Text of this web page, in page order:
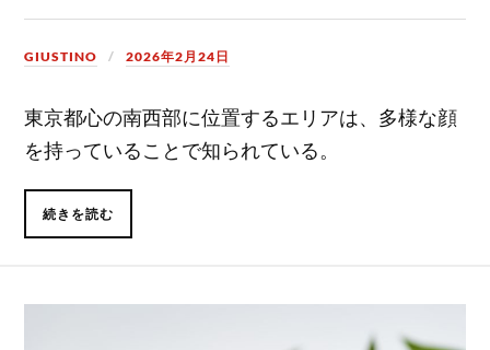
GIUSTINO 2026年2月24日
東京都心の南西部に位置するエリアは、多様な顔
を持っていることで知られている。
続きを読む